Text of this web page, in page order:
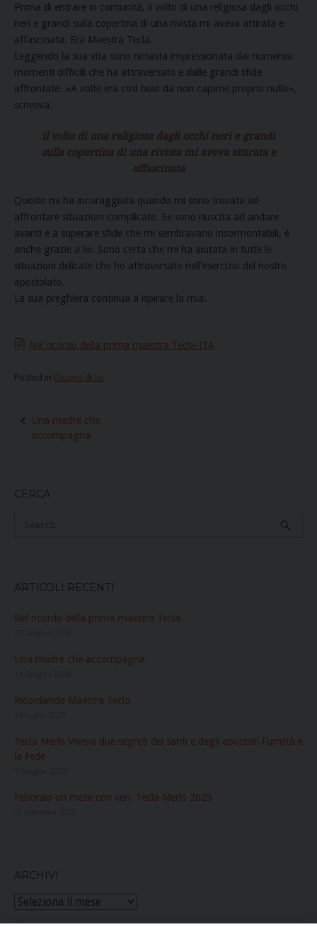
Prima di entrare in comunità, il volto di una religiosa dagli occhi
neri e grandi sulla copertina di una rivista mi aveva attirata e
affascinata. Era Maestra Tecla.
Leggendo la sua vita sono rimasta impressionata dai numerosi
momenti difficili che ha attraversato e dalle grandi sfide
affrontate. «A volte era così buio da non capirne proprio nulla»,
scriveva.
il volto di una religiosa dagli occhi neri e grandi
sulla copertina di una rivista mi aveva attirata e
affascinata
Questo mi ha incoraggiata quando mi sono trovata ad
affrontare situazioni complicate. Se sono riuscita ad andare
avanti e a superare sfide che mi sembravano insormontabili, è
anche grazie a lei. Sono certa che mi ha aiutata in tutte le
situazioni delicate che ho attraversato nell’esercizio del nostro
apostolato.
La sua preghiera continua a ispirare la mia.
Nel ricordo della prima maestra Tecla-ITA
Posted in Dicono di lei
Post
navigation
Una madre che
accompagna
CERCA
ARTICOLI RECENTI
Nel ricordo della prima maestra Tecla
Una madre che accompagna
Ricordando Maestra Tecla
Tecla Merlo Viveva due segreti dei santi e degli apostoli: l’umiltà e
la Fede
Febbraio un mese con ven. Tecla Merlo 2025
ARCHIVI
Archivi